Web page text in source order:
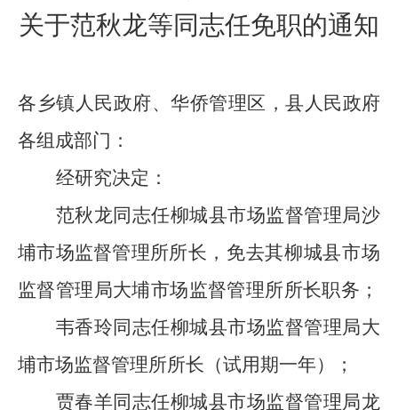
关于范秋龙等同志任免职的通知
各乡镇人民政府、华侨管理区，县人民政府
各组成部门：
经研究决定：
范秋龙同志任柳城县市场监督管理局沙
埔市场监督管理所所长，免去其柳城县市场
监督管理局大埔市场监督管理所所长职务；
韦香玲同志任柳城县市场监督管理局大
埔市场监督管理所所长（试用期一年）；
贾春羊同志任柳城县市场监督管理局龙